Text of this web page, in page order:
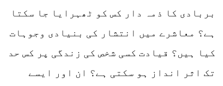
بربادی کا ذمہ دار کس کو ٹھہرایا جا سکتا
ہے؟ معاشرے میں انتشار کی بنیادی وجوہات
کیا ہیں؟ قیادت کسی شخص کی زندگی پر کس حد
تک اثر انداز ہو سکتی ہے؟ ان اور ایسے